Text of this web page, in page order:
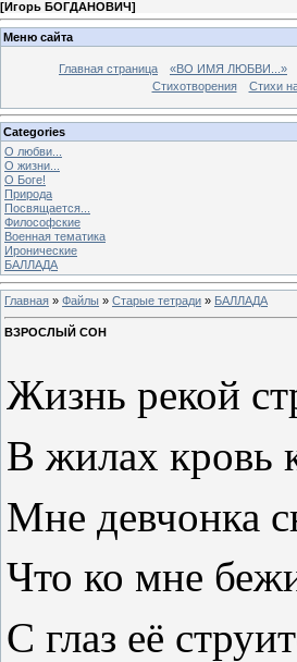
[Игорь БОГДАНОВИЧ]
Меню сайта
Главная страница «ВО ИМЯ ЛЮБВИ...»
Стихотворения
Стихи
Categories
О любви...
О жизни...
О Боге!
Природа
Посвящается...
Философские
Военная тематика
Иронические
БАЛЛАДА
Главная » Файлы » Старые тетради » БАЛЛАДА
ВЗРОСЛЫЙ СОН
Жизнь рекой
В жилах кровь
Мне девчонка
Что ко мне
С глаз её